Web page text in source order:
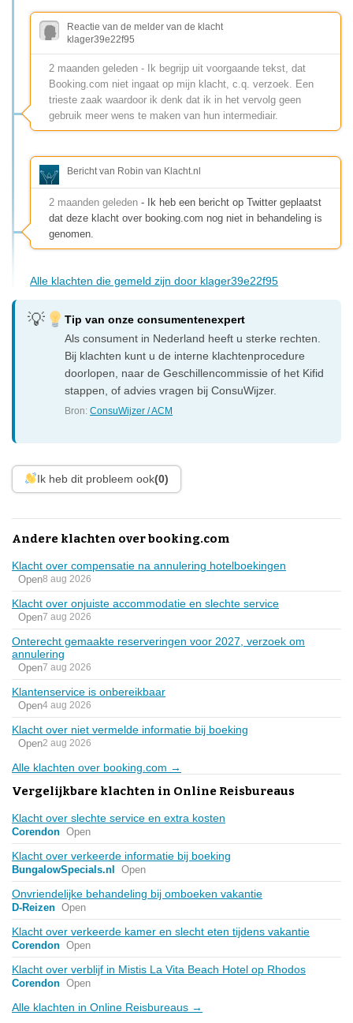
Reactie van de melder van de klacht
klager39e22f95
2 maanden geleden - Ik begrijp uit voorgaande tekst, dat
Booking.com niet ingaat op mijn klacht, c.q. verzoek. Een
trieste zaak waardoor ik denk dat ik in het vervolg geen
gebruik meer wens te maken van hun intermediair.
Bericht van Robin van Klacht.nl
2 maanden geleden - Ik heb een bericht op Twitter geplaatst
dat deze klacht over booking.com nog niet in behandeling is
genomen.
Alle klachten die gemeld zijn door klager39e22f95
Tip van onze consumentenexpert
Als consument in Nederland heeft u sterke rechten.
Bij klachten kunt u de interne klachtenprocedure
doorlopen, naar de Geschillencommissie of het Kifid
stappen, of advies vragen bij ConsuWijzer.
Bron:ConsuWijzer / ACM
Ik heb dit probleem ook(0)
Andere klachten over booking.com
Klacht over compensatie na annulering hotelboekingen
Open8 aug 2026
Klacht over onjuiste accommodatie en slechte service
Open7 aug 2026
Onterecht gemaakte reserveringen voor 2027, verzoek om
annulering
Open7 aug 2026
Klantenservice is onbereikbaar
Open4 aug 2026
Klacht over niet vermelde informatie bij boeking
Open2 aug 2026
Alle klachten over booking.com →
Vergelijkbare klachten in Online Reisbureaus
Klacht over slechte service en extra kosten
Corendon Open
Klacht over verkeerde informatie bij boeking
BungalowSpecials.nl Open
Onvriendelijke behandeling bij omboeken vakantie
D-Reizen Open
Klacht over verkeerde kamer en slecht eten tijdens vakantie
Corendon Open
Klacht over verblijf in Mistis La Vita Beach Hotel op Rhodos
Corendon Open
Alle klachten in Online Reisbureaus →